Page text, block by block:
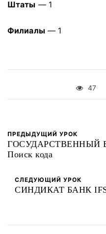
Штаты — 1
Филиалы— 1
47
ПРЕДЫДУЩИЙ УРОК
ГОСУДАРСТВЕННЫЙ
Поиск кода
СЛЕДУЮЩИЙ УРОК
СИНДИКАТ БАНК